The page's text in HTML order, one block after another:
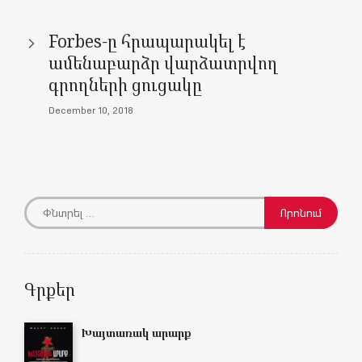
Forbes-ը հրապարակել է
ամենաբարձր վարձատրվող
գրողների ցուցակը
December 10, 2018
Գրքեր
Խայտառակ արարք